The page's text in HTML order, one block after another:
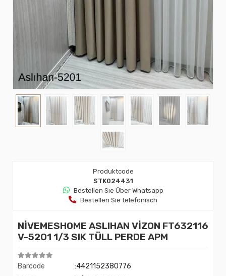
Produktcode
STK024431
Bestellen Sıe Über Whatsapp
Bestellen Sie telefonisch
NİVEMESHOME ASLIHAN VİZON FT632116
V-5201 1/3 SIK TÜLL PERDE APM
Barcode
:4421152380776